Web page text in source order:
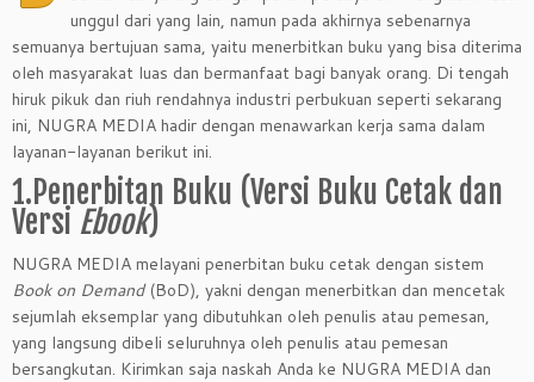
unggul dari yang lain, namun pada akhirnya sebenarnya
semuanya bertujuan sama, yaitu menerbitkan buku yang bisa diterima
oleh masyarakat luas dan bermanfaat bagi banyak orang. Di tengah
hiruk pikuk dan riuh rendahnya industri perbukuan seperti sekarang
ini, NUGRA MEDIA hadir dengan menawarkan kerja sama dalam
layanan-layanan berikut ini.
1.Penerbitan Buku (Versi Buku Cetak dan
Versi Ebook)
NUGRA MEDIA melayani penerbitan buku cetak dengan sistem
Book on Demand(BoD), yakni dengan menerbitkan dan mencetak
sejumlah eksemplar yang dibutuhkan oleh penulis atau pemesan,
yang langsung dibeli seluruhnya oleh penulis atau pemesan
bersangkutan. Kirimkan saja naskah Anda ke NUGRA MEDIA dan